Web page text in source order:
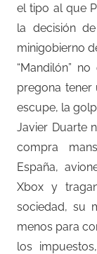
el tipo al que
la decisión
minigobierno
“Mandilón”
pregona tener
escupe, la
Javier Duarte
compra
España,
Xbox y
sociedad, su
menos para
los